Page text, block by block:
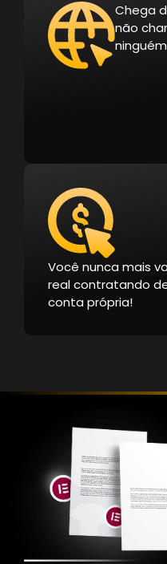
Chega
não
Você nunca mais
real contratando
conta própria!